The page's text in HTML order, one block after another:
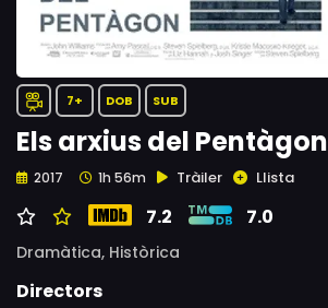
7+ DOB SUB
Els arxius del Pentàgon
2017 1h 56m Tràiler Llista
7.2 7.0
Dramàtica, Històrica
Directors